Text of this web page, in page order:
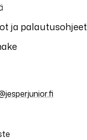
ja palautusohjeet